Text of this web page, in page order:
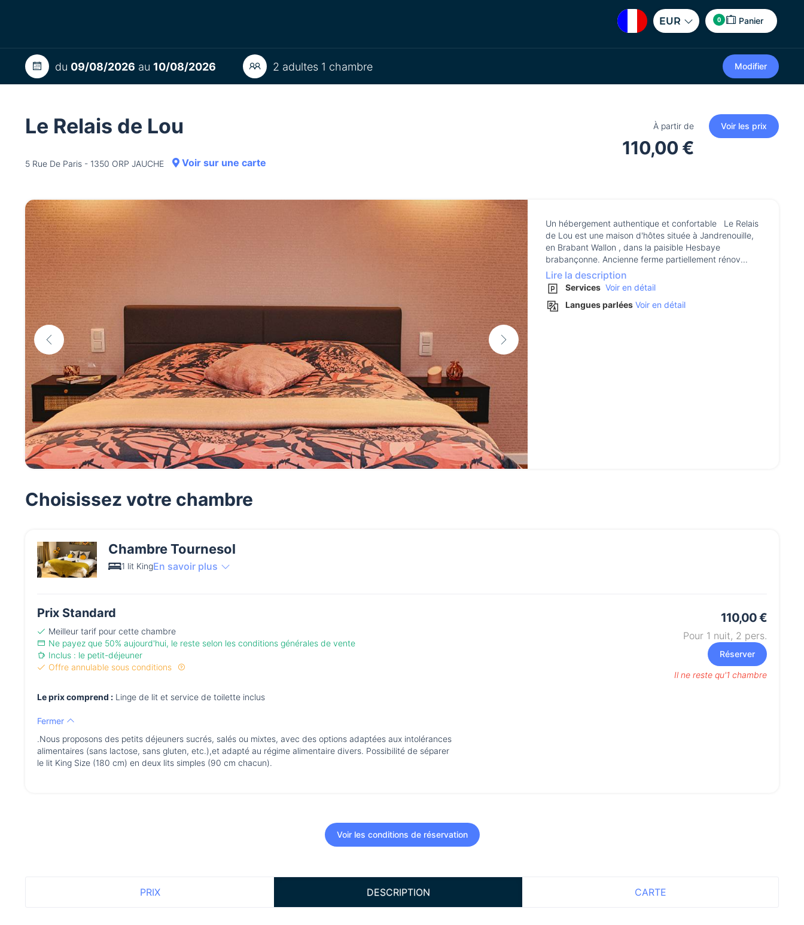
EUR 0 Panier
du 09/08/2026 au 10/08/2026 2 adultes 1 chambre Modifier
Le Relais de Lou
5 Rue De Paris - 1350 ORP JAUCHE Voir sur une carte
À partir de
110,00 €
Voir les prix
Un hébergement authentique et confortable Le Relais
de Lou est une maison d'hôtes située à Jandrenouille,
en Brabant Wallon , dans la paisible Hesbaye
brabançonne. Ancienne ferme partiellement rénov...
Lire la description
Services Voir en détail
Langues parlées Voir en détail
Choisissez votre chambre
Chambre Tournesol
1 lit KingEn savoir plus
Prix Standard
Meilleur tarif pour cette chambre
Ne payez que 50% aujourd'hui, le reste selon les conditions générales de vente
Inclus : le petit-déjeuner
Offre annulable sous conditions
Le prix comprend : Linge de lit et service de toilette inclus
110,00 €
Pour 1 nuit, 2 pers.
Réserver
Il ne reste qu'1 chambre
Fermer
.Nous proposons des petits déjeuners sucrés, salés ou mixtes, avec des options adaptées aux intolérances
alimentaires (sans lactose, sans gluten, etc.),et adapté au régime alimentaire divers. Possibilité de séparer
le lit King Size (180 cm) en deux lits simples (90 cm chacun).
Voir les conditions de réservation
PRIX DESCRIPTION CARTE